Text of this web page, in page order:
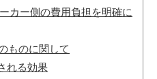
カー側の費用負担を明確に
ものに関して
れる効果